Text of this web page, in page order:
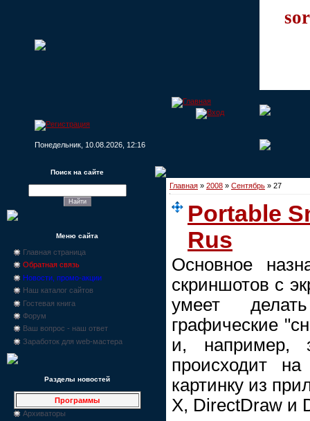
Понедельник, 10.08.2026, 12:16
Поиск на сайте
Меню сайта
Главная страница
Обратная связь
Новости, промо-акции
Наш каталог сайтов
Гостевая книга
Форум
Ваш вопрос - наш ответ
Заработок для web-мастера
Разделы новостей
Программы
Архиваторы
Главная » 2008 » Сентябрь » 27
Portable
Rus
Основное
скриншотов с
умеет
графические
и, например,
происходит
картинку из
X, DirectDraw и